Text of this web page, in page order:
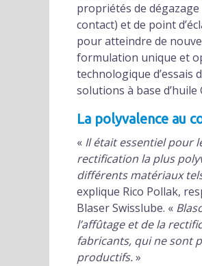
propriétés de
contact) et de point
pour atteindre de
formulation unique et
technologique d’essais
solutions à base d’huile
La polyvalence au
« Il était essentiel pour
rectification la plus
différents matériaux
explique Rico Pollak,
Blaser Swisslube. «
l’affûtage et de la
fabricants, qui ne sont
productifs.»